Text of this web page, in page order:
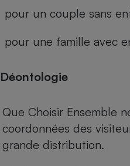
pour un couple sans
pour une famille avec
Déontologie
Que Choisir Ensemble
coordonnées des
grande distribution.